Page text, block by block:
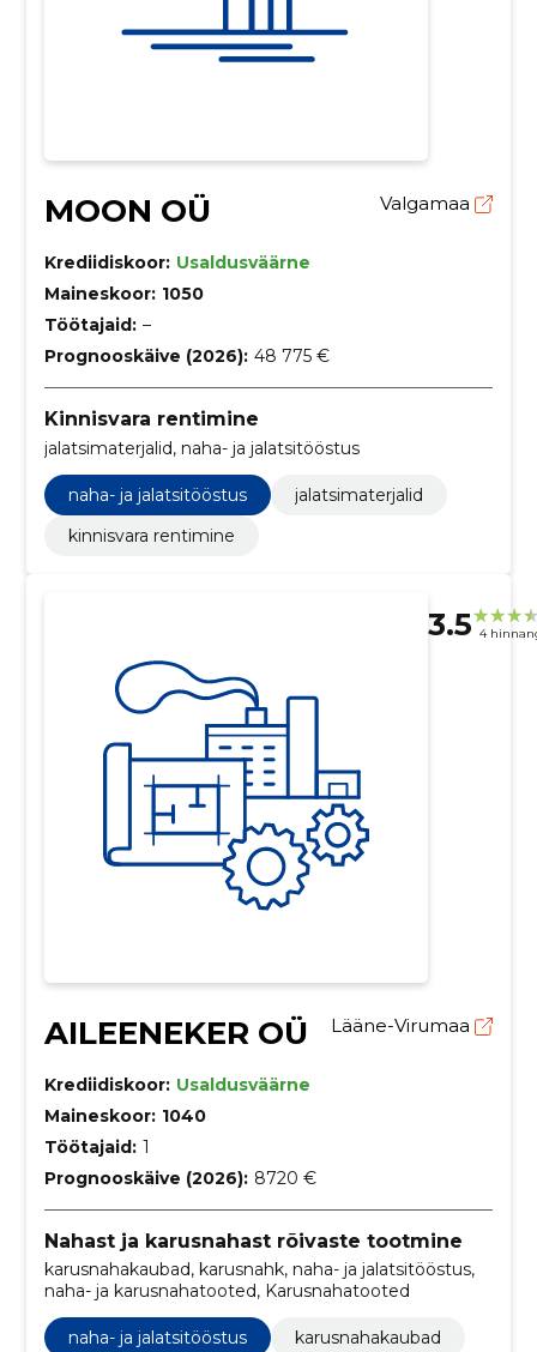
MOON OÜ Valgamaa
Krediidiskoor: Usaldusväärne
Maineskoor: 1050
Töötajaid: –
Prognooskäive (2026): 48 775 €
Kinnisvara rentimine
jalatsimaterjalid, naha- ja jalatsitööstus
naha- ja jalatsitööstus
jalatsimaterjalid
kinnisvara rentimine
3.5 4
AILEENEKER OÜ Lääne-Virumaa
Krediidiskoor: Usaldusväärne
Maineskoor: 1040
Töötajaid: 1
Prognooskäive (2026): 8720 €
Nahast ja karusnahast rõivaste tootmine
karusnahakaubad, karusnahk, naha- ja jalatsitööstus,
naha- ja karusnahatooted, Karusnahatooted
naha- ja jalatsitööstus
karusnahakaubad